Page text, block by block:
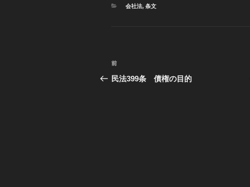
カ
会社法, 条文
投
稿
過
去
前
民法399条 債権の目的